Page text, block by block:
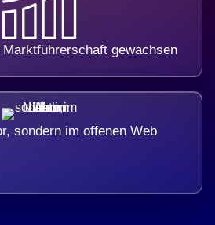
gewachsen
sondern im offenen Web